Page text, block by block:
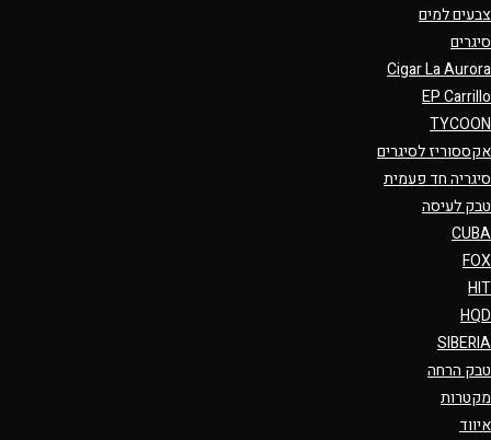
צבעים למים
סיגרים
Cigar La Aurora
EP Carrillo
TYCOON
אקססוריז לסיגרים
סיגריה חד פעמית
טבק לעיסה
CUBA
FOX
HIT
HQD
SIBERIA
טבק הרחה
מקטרות
איווד